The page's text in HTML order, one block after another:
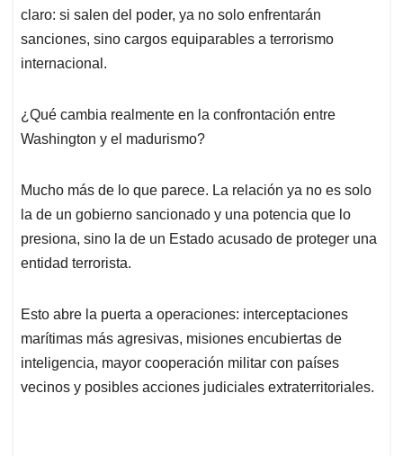
claro: si salen del poder, ya no solo enfrentarán
sanciones, sino cargos equiparables a terrorismo
internacional.
¿Qué cambia realmente en la confrontación entre
Washington y el madurismo?
Mucho más de lo que parece. La relación ya no es solo
la de un gobierno sancionado y una potencia que lo
presiona, sino la de un Estado acusado de proteger una
entidad terrorista.
Esto abre la puerta a operaciones: interceptaciones
marítimas más agresivas, misiones encubiertas de
inteligencia, mayor cooperación militar con países
vecinos y posibles acciones judiciales extraterritoriales.